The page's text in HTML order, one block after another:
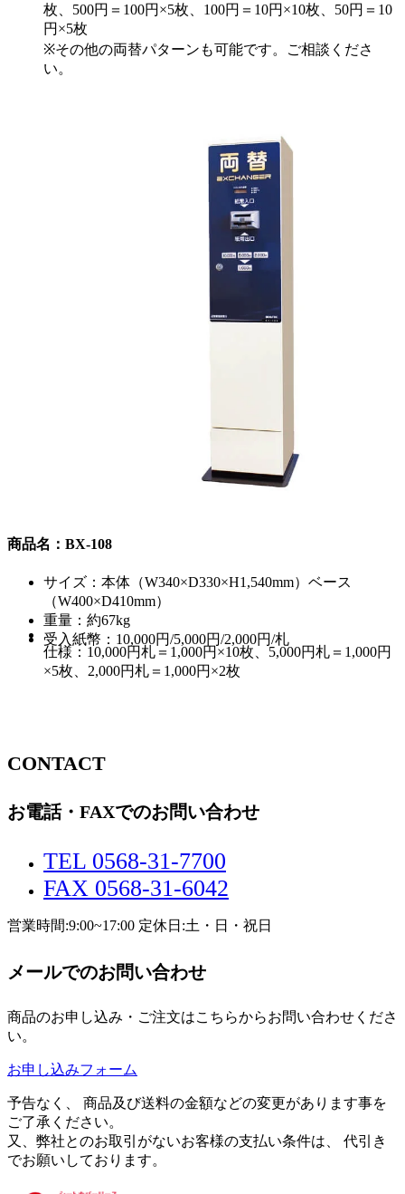
枚、500円＝100円×5枚、100円＝10円×10枚、50円＝10
円×5枚
※その他の両替パターンも可能です。ご相談くださ
い。
商品名：BX-108
サイズ：本体（W340×D330×H1,540mm）ベース
（W400×D410mm）
重量：約67kg
受入紙幣：10,000円/5,000円/2,000円/札
仕様：10,000円札＝1,000円×10枚、5,000円札＝1,000円
×5枚、2,000円札＝1,000円×2枚
CONTACT
お電話・FAXでのお問い合わせ
TEL 0568-31-7700
FAX 0568-31-6042
営業時間:9:00~17:00 定休日:土・日・祝日
メールでのお問い合わせ
商品のお申し込み・ご注文はこちらからお問い合わせくださ
い。
お申し込みフォーム
予告なく、 商品及び送料の金額などの変更があります事を
ご了承ください。
又、弊社とのお取引がないお客様の支払い条件は、 代引き
でお願いしております。